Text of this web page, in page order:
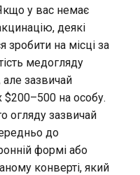
у вас немає
деякі
на місці за
медогляду
але зазвичай
на особу.
огляду зазвичай
до
формі або
конверті, який